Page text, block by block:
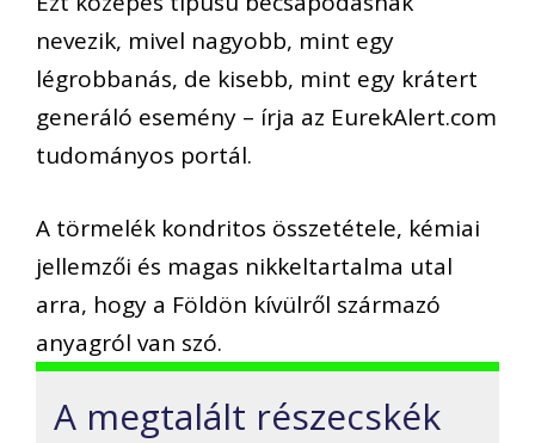
nevezik, mivel nagyobb, mint egy
légrobbanás, de kisebb, mint egy krátert
generáló esemény – írja az EurekAlert.com
tudományos portál.
A törmelék kondritos összetétele, kémiai
jellemzői és magas nikkeltartalma utal
arra, hogy a Földön kívülről származó
anyagról van szó.
A megtalált részecskék